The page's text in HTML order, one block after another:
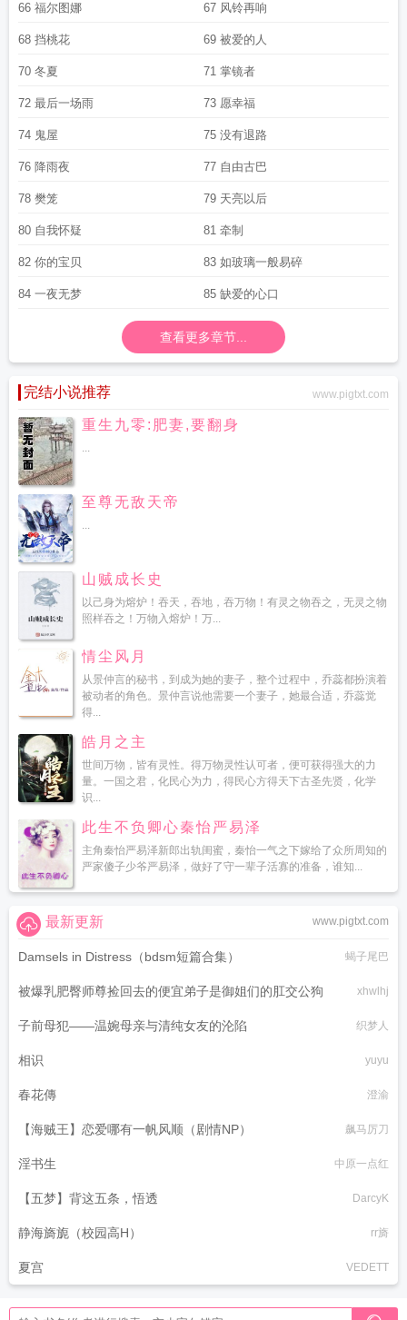
66 福尔图娜 67 风铃再响
68 挡桃花 69 被爱的人
70 冬夏 71 掌镜者
72 最后一场雨 73 愿幸福
74 鬼屋 75 没有退路
76 降雨夜 77 自由古巴
78 樊笼 79 天亮以后
80 自我怀疑 81 牵制
82 你的宝贝 83 如玻璃一般易碎
84 一夜无梦 85 缺爱的心口
查看更多章节...
完结小说推荐 www.pigtxt.com
重生九零:肥妻,要翻身
...
至尊无敌天帝
...
山贼成长史
以己身为熔炉！吞天，吞地，吞万物！有灵之物吞之，无灵之物
照样吞之！万物入熔炉！万...
情尘风月
从景仲言的秘书，到成为她的妻子，整个过程中，乔蕊都扮演着
被动者的角色。景仲言说他需要一个妻子，她最合适，乔蕊觉
得...
皓月之主
世间万物，皆有灵性。得万物灵性认可者，便可获得强大的力
量。一国之君，化民心为力，得民心方得天下古圣先贤，化学
识...
此生不负卿心秦怡严易泽
主角秦怡严易泽新郎出轨闺蜜，秦怡一气之下嫁给了众所周知的
严家傻子少爷严易泽，做好了守一辈子活寡的准备，谁知...
www.pigtxt.com
最新更新
Damsels in Distress（bdsm短篇合集） 蝎子尾巴
被爆乳肥臀师尊捡回去的便宜弟子是御姐们的肛交公狗 xhwlhj
子前母犯——温婉母亲与清纯女友的沦陷 织梦人
相识 yuyu
春花傳 澄渝
【海贼王】恋爱哪有一帆风顺（剧情NP） 飙马厉刀
淫书生 中原一点红
【五梦】背这五条，悟透 DarcyK
静海旖旎（校园高H） rr旖
夏宫 VEDETT